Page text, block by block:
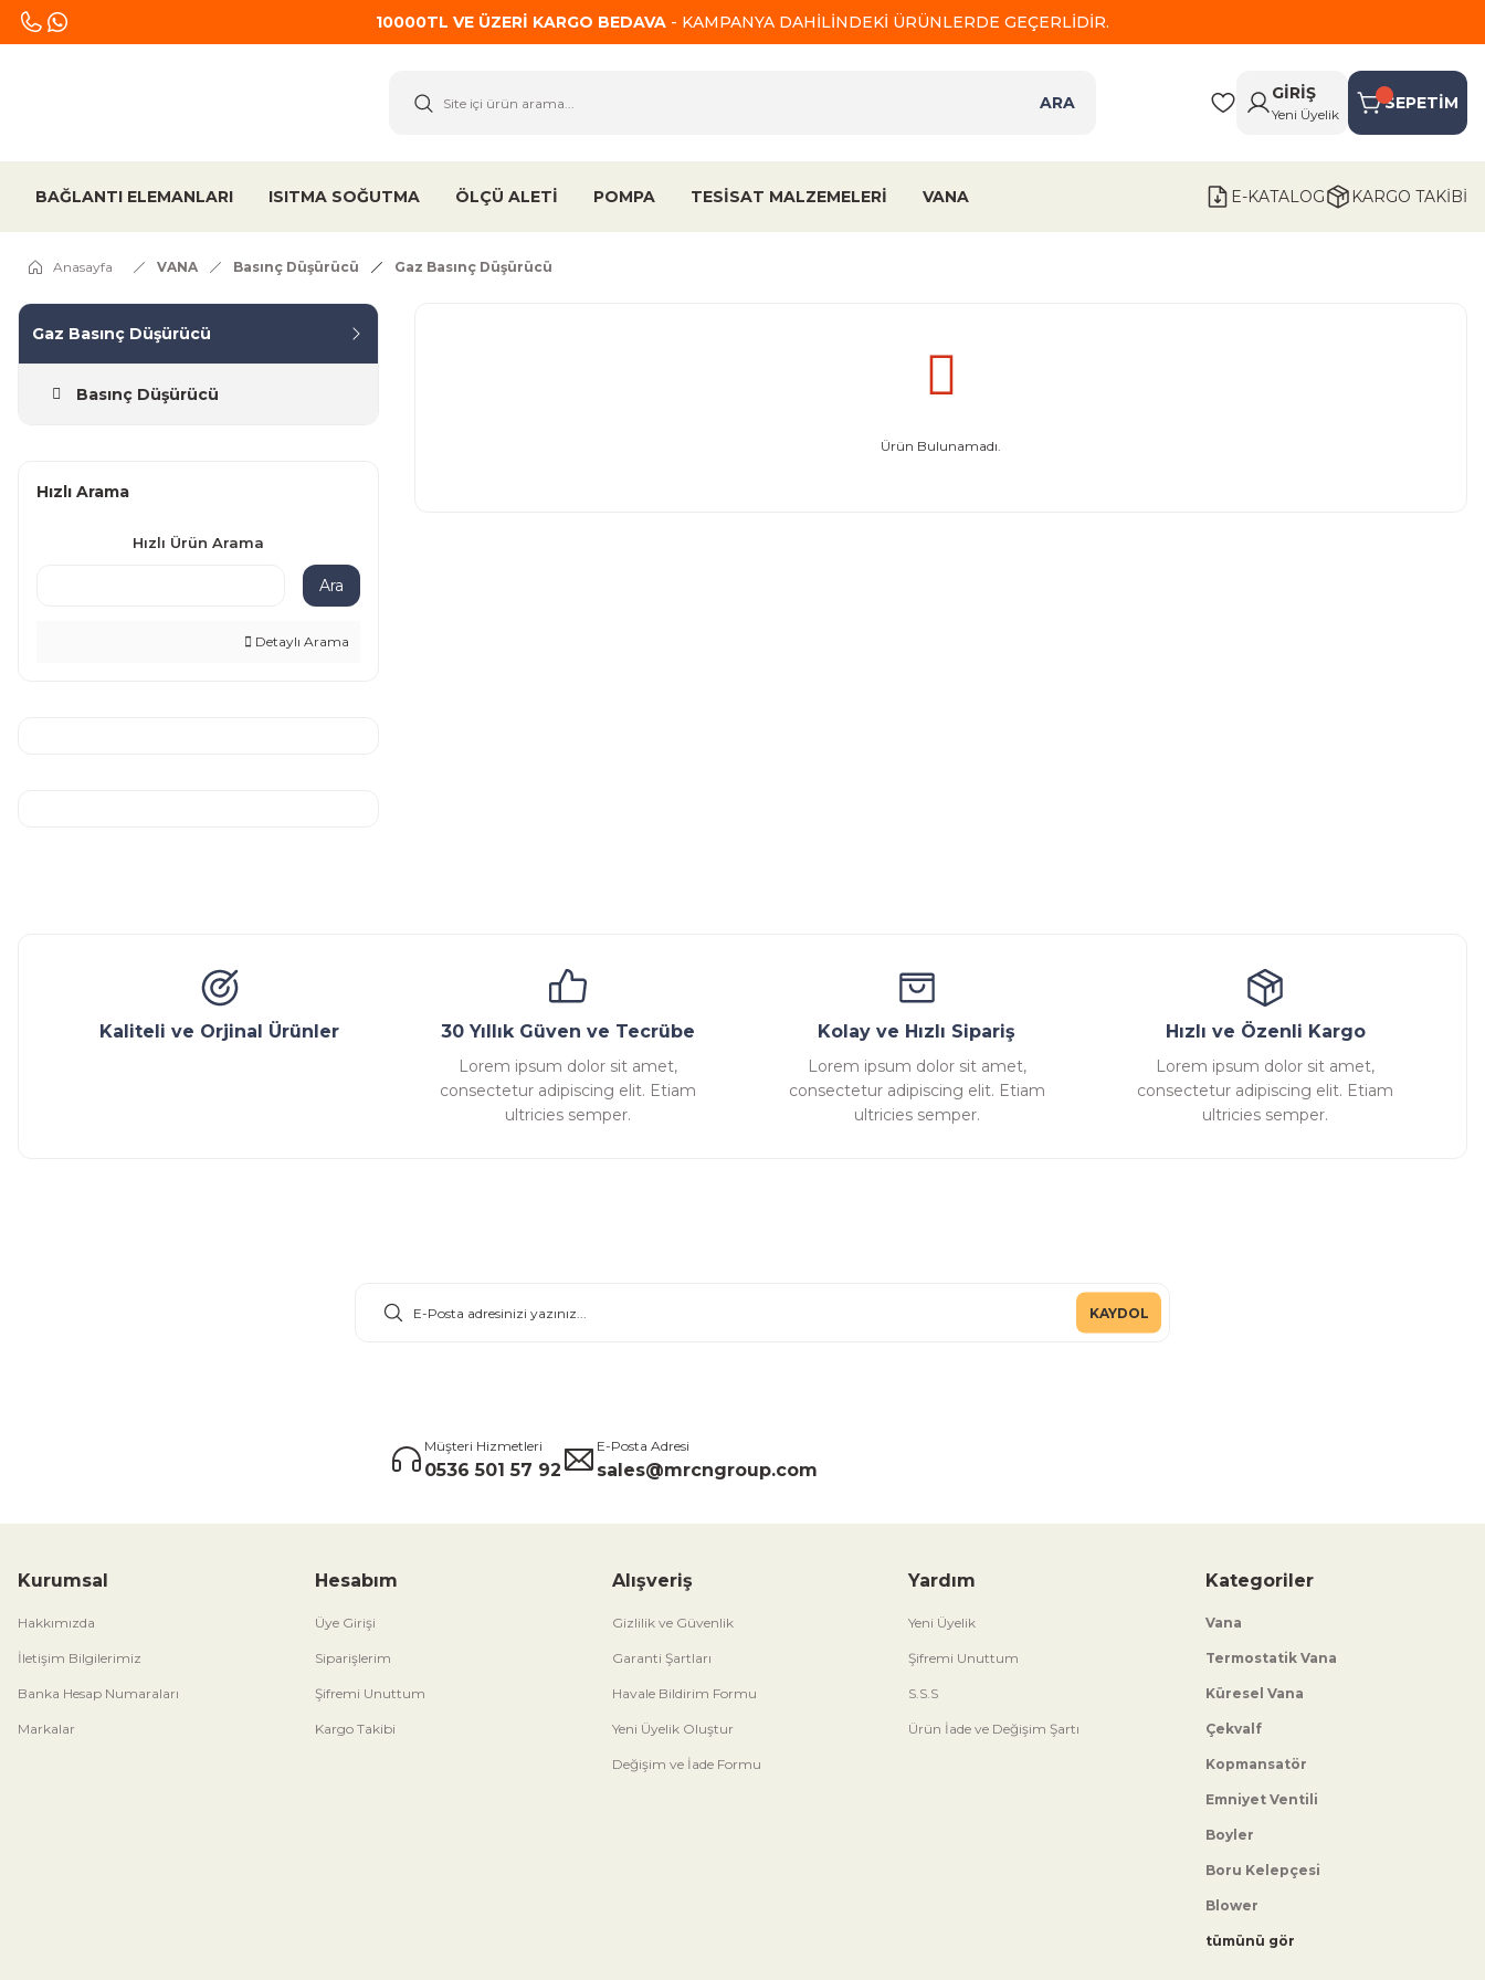
10000TL VE ÜZERİ KARGO BEDAVA - KAMPANYA DAHİLİNDEKİ ÜRÜNLERDE GEÇERLİDİR.
ARA
GİRİŞ
Yeni Üyelik
SEPETİM
BAĞLANTI ELEMANLARI ISITMA SOĞUTMA ÖLÇÜ ALETİ POMPA TESİSAT MALZEMELERİ VANA E-KATALOG KARGO TAKİBİ
Anasayfa VANA Basınç Düşürücü Gaz Basınç Düşürücü
Gaz Basınç Düşürücü
Basınç Düşürücü
Hızlı Arama
Hızlı Ürün Arama
Ara
Detaylı Arama
Ürün Bulunamadı.
Kaliteli ve Orjinal Ürünler 30 Yıllık Güven ve Tecrübe
Lorem ipsum dolor sit amet,
consectetur adipiscing elit. Etiam
ultricies semper.
Kolay ve Hızlı Sipariş
Lorem ipsum dolor sit amet,
consectetur adipiscing elit. Etiam
ultricies semper.
Hızlı ve Özenli Kargo
Lorem ipsum dolor sit amet,
consectetur adipiscing elit. Etiam
ultricies semper.
KAYDOL
Müşteri Hizmetleri
0536 501 57 92
E-Posta Adresi
sales@mrcngroup.com
Kurumsal
Hakkımızda
İletişim Bilgilerimiz
Banka Hesap Numaraları
Markalar
Hesabım
Üye Girişi
Siparişlerim
Şifremi Unuttum
Kargo Takibi
Alışveriş
Gizlilik ve Güvenlik
Garanti Şartları
Havale Bildirim Formu
Yeni Üyelik Oluştur
Değişim ve İade Formu
Yardım
Yeni Üyelik
Şifremi Unuttum
S.S.S
Ürün İade ve Değişim Şartı
Kategoriler
Vana
Termostatik Vana
Küresel Vana
Çekvalf
Kopmansatör
Emniyet Ventili
Boyler
Boru Kelepçesi
Blower
tümünü gör